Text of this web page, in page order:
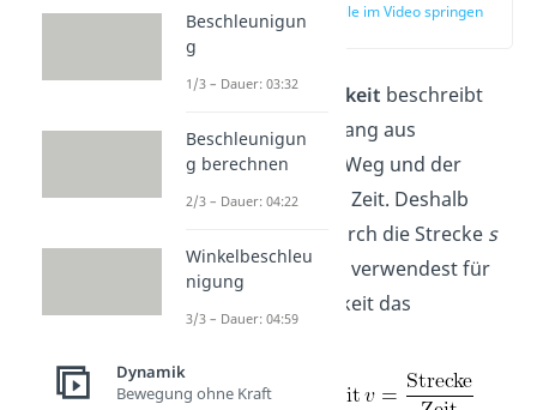
zur Stelle im Video springen
(01:02)
DieGeschwindigkeit beschreibt
den Zusammenhang aus
zurückgelegtem Weg und der
dafür benötigten Zeit. Deshalb
drückst du sie durch die Strecke s
pro Zeittaus. Du verwendest für
die Geschwindigkeit das
Beschleunigun
g
1/3 – Dauer: 03:32
Beschleunigun
g berechnen
2/3 – Dauer: 04:22
Winkelbeschleu
nigung
3/3 – Dauer: 04:59
Dynamik
Bewegung ohne Kraft